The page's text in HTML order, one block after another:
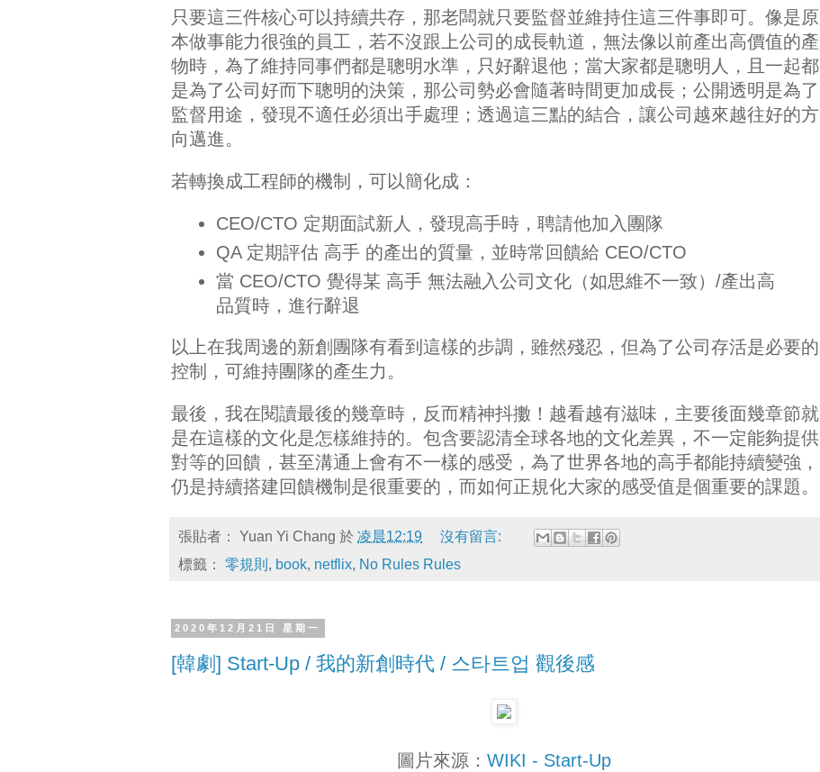
只要這三件核心可以持續共存，那老闆就只要監督並維持住這三件事即可。像是原
本做事能力很強的員工，若不沒跟上公司的成長軌道，無法像以前產出高價值的產
物時，為了維持同事們都是聰明水準，只好辭退他；當大家都是聰明人，且一起都
是為了公司好而下聰明的決策，那公司勢必會隨著時間更加成長；公開透明是為了
監督用途，發現不適任必須出手處理；透過這三點的結合，讓公司越來越往好的方
向邁進。
若轉換成工程師的機制，可以簡化成：
CEO/CTO 定期面試新人，發現高手時，聘請他加入團隊
QA 定期評估 高手 的產出的質量，並時常回饋給 CEO/CTO
當 CEO/CTO 覺得某 高手 無法融入公司文化（如思維不一致）/產出高
品質時，進行辭退
以上在我周邊的新創團隊有看到這樣的步調，雖然殘忍，但為了公司存活是必要的
控制，可維持團隊的產生力。
最後，我在閱讀最後的幾章時，反而精神抖擻！越看越有滋味，主要後面幾章節就
是在這樣的文化是怎樣維持的。包含要認清全球各地的文化差異，不一定能夠提供
對等的回饋，甚至溝通上會有不一樣的感受，為了世界各地的高手都能持續變強，
仍是持續搭建回饋機制是很重要的，而如何正規化大家的感受值是個重要的課題。
張貼者： Yuan Yi Chang 於 凌晨12:19
沒有留言:
標籤： 零規則, book, netflix, No Rules Rules
2020年12月21日 星期一
[韓劇] Start-Up / 我的新創時代 / 스타트업 觀後感
圖片來源： WIKI - Start-Up